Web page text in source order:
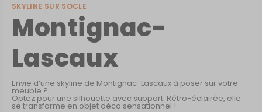
SKYLINE SUR SOCLE
Montignac-
Lascaux
Envie d’une skyline de Montignac-Lascaux à poser sur votre
meuble ?
Optez pour une silhouette avec support. Rétro-éclairée, elle
se transforme en objet déco sensationnel !